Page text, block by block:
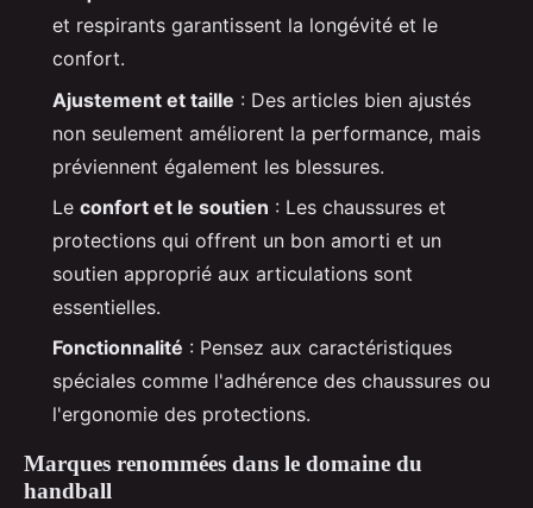
et respirants garantissent la longévité et le
confort.
Ajustement et taille : Des articles bien ajustés
non seulement améliorent la performance, mais
préviennent également les blessures.
Le confort et le soutien : Les chaussures et
protections qui offrent un bon amorti et un
soutien approprié aux articulations sont
essentielles.
Fonctionnalité : Pensez aux caractéristiques
spéciales comme l'adhérence des chaussures ou
l'ergonomie des protections.
Marques renommées dans le domaine du
handball